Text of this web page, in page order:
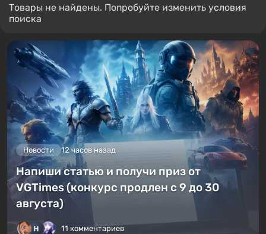
Товары не найдены. Попробуйте изменить условия
поиска
Новости 12 часов назад
Напиши статью и получи приз от
VGTimes (конкурс продлен с 9 до 30
августа)
11 комментариев